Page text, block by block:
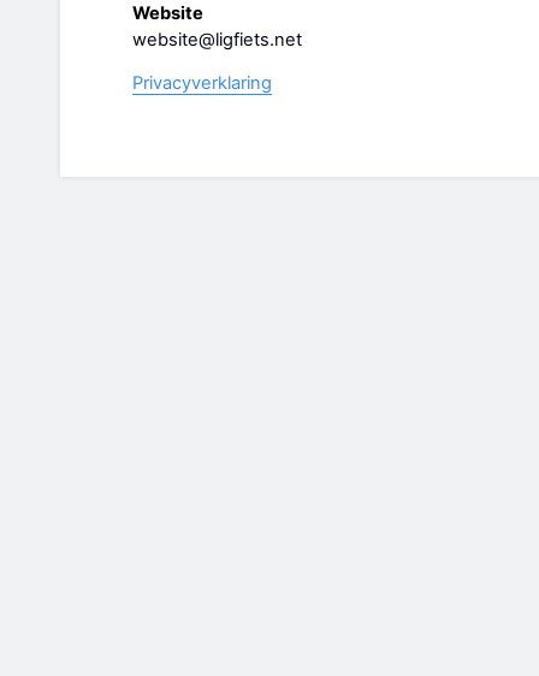
Website
website@ligfiets.net
Privacyverklaring